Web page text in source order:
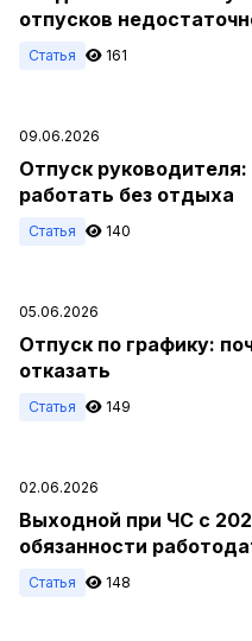
отпусков
Статья 161
09.06.2026
Отпуск
работать без отдыха
Статья 140
05.06.2026
Отпуск по графику:
отказать
Статья 149
02.06.2026
Выходной при ЧС с
обязанности
Статья 148